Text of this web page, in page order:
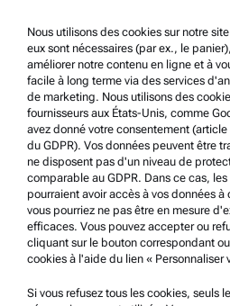
Legal notice
Terms of use
Trademarks
Whistleblowing system
Product Support
Anton Paar Certified Service
Safety declaration
Anton Paar Technical Centers
Contact us
Nous utilisons des cookies sur notre
eux sont nécessaires (par ex., le
améliorer notre contenu en ligne et à
facile à long terme via des services
de marketing. Nous utilisons des
fournisseurs aux États-Unis, comme
avez donné votre consentement
du GDPR). Vos données peuvent être
ne disposent pas d'un niveau de
comparable au GDPR. Dans ce cas,
pourraient avoir accès à vos données
vous pourriez ne pas être en mesure
efficaces. Vous pouvez accepter ou
cliquant sur le bouton correspondant
cookies à l'aide du lien « Personnaliser
Si vous refusez tous les cookies, seuls